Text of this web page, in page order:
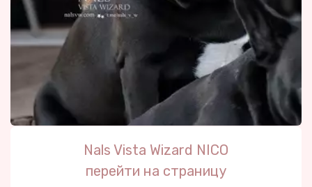
Nals Vista Wizard NICO
перейти на страницу